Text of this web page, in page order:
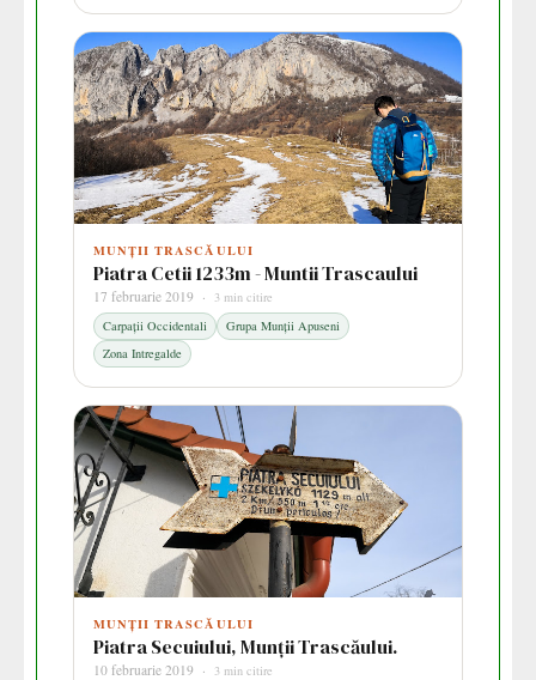
MUNȚII TRASCĂULUI
Piatra Cetii 1233m - Muntii Trascaului
17 februarie 2019 ·
3 min citire
Carpații Occidentali
Grupa Munții Apuseni
Zona Intregalde
MUNȚII TRASCĂULUI
Piatra Secuiului, Munții Trascăului.
10 februarie 2019 ·
3 min citire